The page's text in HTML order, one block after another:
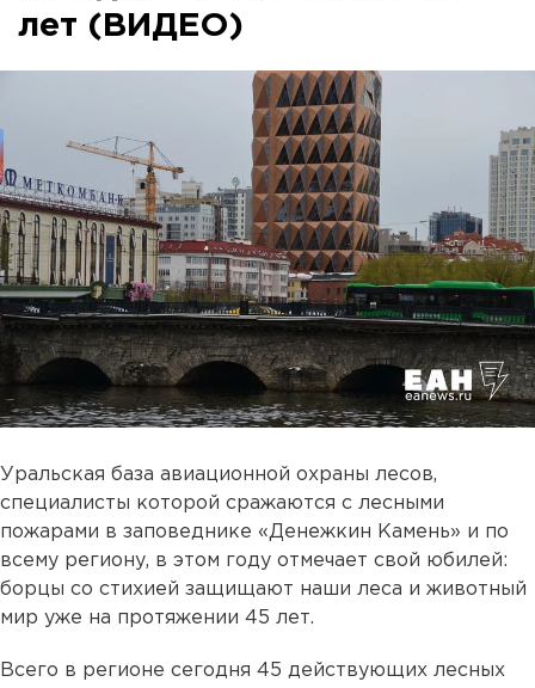
лет (ВИДЕО)
Уральская база авиационной охраны лесов,
специалисты которой сражаются с лесными
пожарами в заповеднике «Денежкин Камень» и по
всему региону, в этом году отмечает свой юбилей:
борцы со стихией защищают наши леса и животный
мир уже на протяжении 45 лет.
Всего в регионе сегодня 45 действующих лесных